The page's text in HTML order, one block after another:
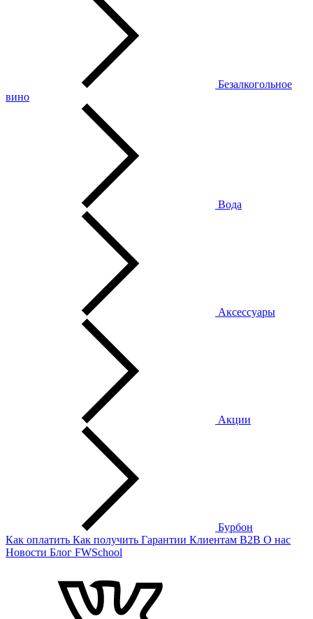
Безалкогольное
вино
Вода
Аксессуары
Акции
Бурбон
Как оплатить Как получить Гарантии Клиентам B2B О нас
Новости Блог FWSchool